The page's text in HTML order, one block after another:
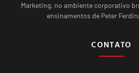
Marketing, no ambiente corporativo
ensinamentos de Peter
CONTATO